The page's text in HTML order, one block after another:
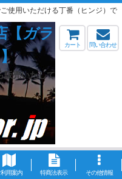
使用いただける丁番（ヒンジ）で
【ガラ
】
販売いたして
カート 問い合わせ
利用案内 特商法表示 その他情報